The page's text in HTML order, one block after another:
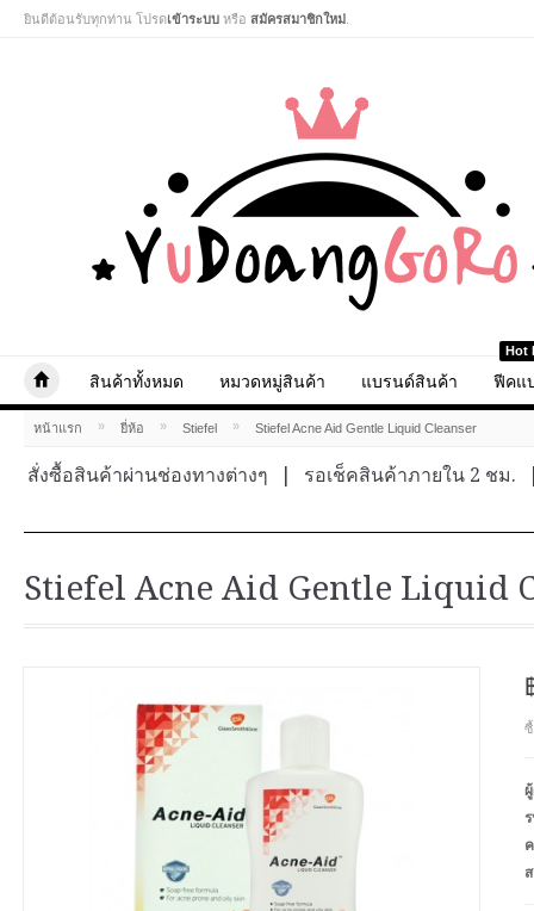
ยินดีต้อนรับทุกท่าน โปรดเข้าระบบ หรือ สมัครสมาชิกใหม่
สินค้าทั้งหมด หมวดหมู่สินค้า แบรนด์สินค้า
Hot
ฟีคแ
หน้าแรก » ยี่ห้อ » Stiefel » Stiefel Acne Aid Gentle Liquid Cleanser
สั่งซื้อสินค้าผ่านช่องทางต่างๆ รอเช็คสินค้าภายใน 2 ชม.
Stiefel Acne Aid Gentle Liquid